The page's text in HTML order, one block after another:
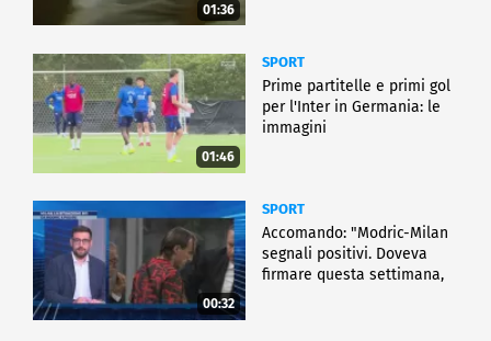
01:36
01:46
SPORT
Prime partitelle e primi gol
per l'Inter in Germania: le
immagini
00:32
SPORT
Accomando: "Modric-Milan
segnali positivi. Doveva
firmare questa settimana,